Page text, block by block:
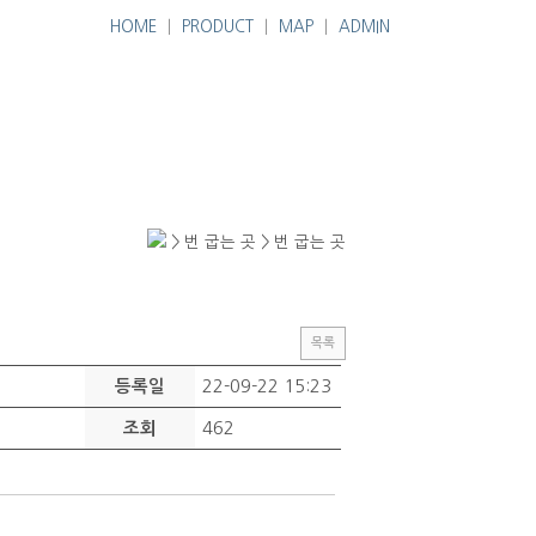
HOME PRODUCT MAP ADMIN
> 번 굽는 곳 > 번 굽는 곳
목록
등록일 22-09-22 15:23
조회 462